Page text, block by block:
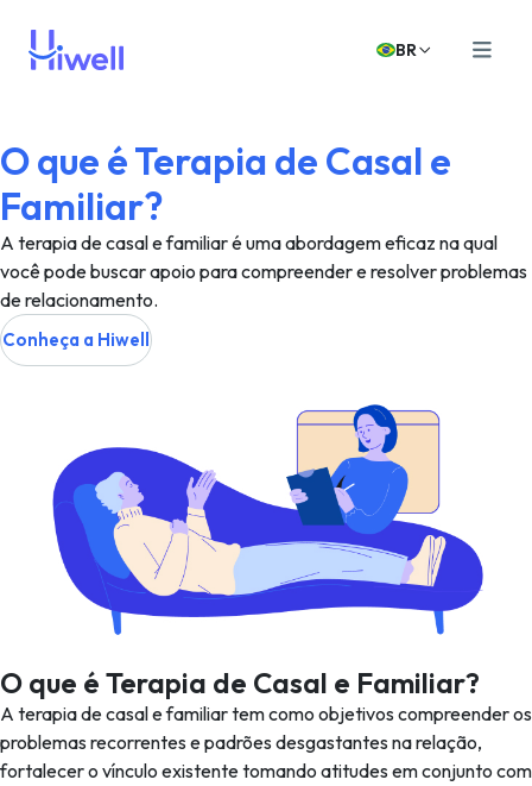
BR
O que é Terapia de Casal e
Familiar?
A terapia de casal e familiar é uma abordagem eficaz na qual
você pode buscar apoio para compreender e resolver problemas
de relacionamento.
Conheça a Hiwell
O que é Terapia de Casal e Familiar?
A terapia de casal e familiar tem como objetivos compreender os
problemas recorrentes e padrões desgastantes na relação,
fortalecer o vínculo existente tomando atitudes em conjunto com